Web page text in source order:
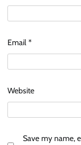
Email *
Website
Save my name,